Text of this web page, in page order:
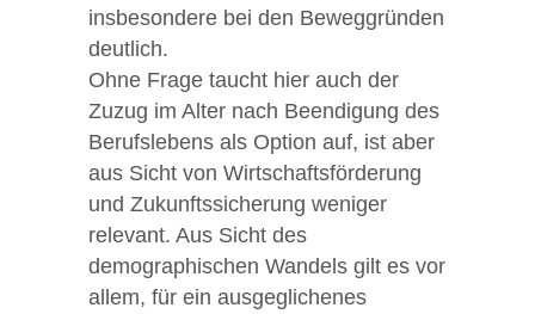
insbesondere bei den Beweggründen
deutlich.
Ohne Frage taucht hier auch der
Zuzug im Alter nach Beendigung des
Berufslebens als Option auf, ist aber
aus Sicht von Wirtschaftsförderung
und Zukunftssicherung weniger
relevant. Aus Sicht des
demographischen Wandels gilt es vor
allem, für ein ausgeglichenes